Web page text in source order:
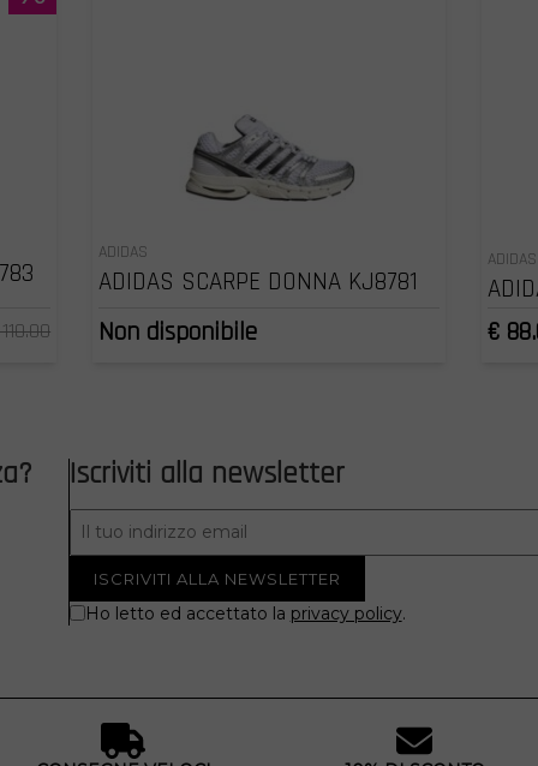
ADIDAS
ADIDAS SCARPE DONNA KJ8781
Non disponibile
ADIDAS
€
Iscriviti alla newsletter
Ho letto ed accettato la privacy policy.